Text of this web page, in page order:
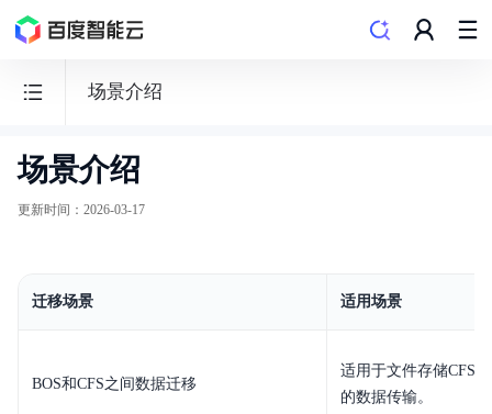
场景介绍
文
件
CFS
场景介绍
更新时间 ： 2026-03-17
迁移场景 适用场景
BOS和CFS之间数据迁移
适用于文件存储CFS
的数据传输。